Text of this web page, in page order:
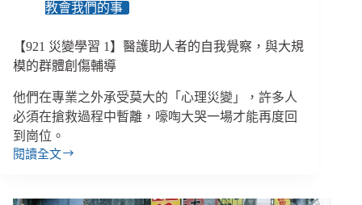
教會我們的事
【921 災變學習 1】醫護助人者的自我覺察，與大規
模的群體創傷輔導
他們在專業之外承受莫大的「心理災變」，許多人
必須在搶救過程中暫離，嚎啕大哭一場才能再度回
到崗位。
閱讀全文
【921